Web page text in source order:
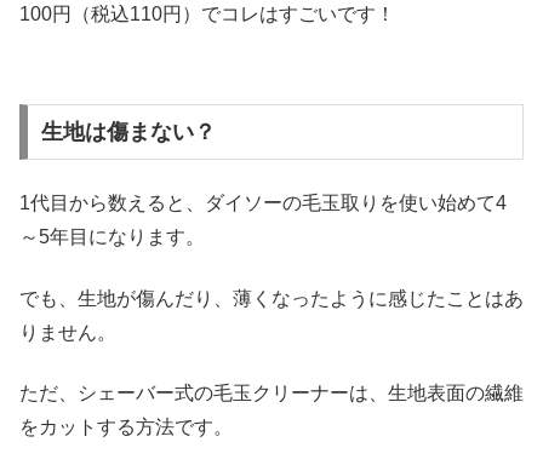
100円（税込110円）でコレはすごいです！
生地は傷まない？
1代目から数えると、ダイソーの毛玉取りを使い始めて4
～5年目になります。
でも、生地が傷んだり、薄くなったように感じたことはあ
りません。
ただ、シェーバー式の毛玉クリーナーは、生地表面の繊維
をカットする方法です。